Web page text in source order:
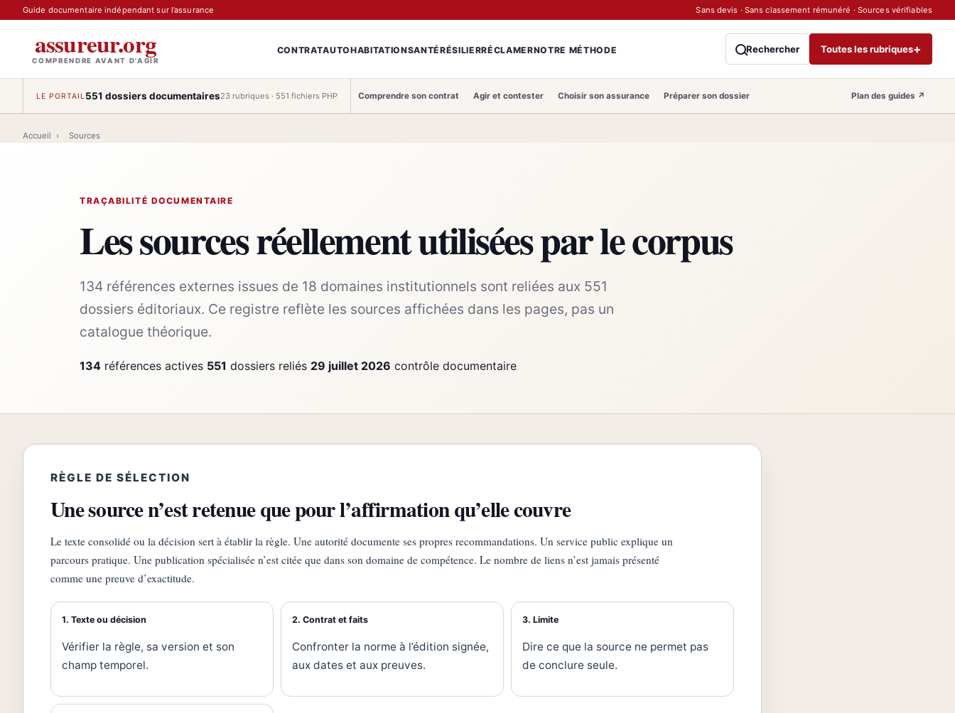
Guide documentaire indépendant sur l’assurance Sans devis · Sans classement rémunéré · Sources vérifiables
assureur.org
COMPRENDRE AVANT D’AGIR
CONTRATAUTOHABITATIONSANTÉRÉSILIERRÉCLAMERNOTRE MÉTHODE Rechercher Toutes les rubriques+
LE PORTAIL 551 dossiers documentaires23 rubriques · 551 fichiers PHP Comprendre son contrat Agir et contester Choisir son assurance Préparer son dossier Plan des guides ↗
Accueil › Sources
TRAÇABILITÉ DOCUMENTAIRE
Les sources réellement utilisées par le corpus
134 références externes issues de 18 domaines institutionnels sont reliées aux 551
dossiers éditoriaux. Ce registre reflète les sources affichées dans les pages, pas un
catalogue théorique.
134 références actives 551 dossiers reliés 29 juillet 2026 contrôle documentaire
RÈGLE DE SÉLECTION
Une source n’est retenue que pour l’affirmation qu’elle couvre
Le texte consolidé ou la décision sert à établir la règle. Une autorité documente ses propres recommandations. Un service public explique un
parcours pratique. Une publication spécialisée n’est citée que dans son domaine de compétence. Le nombre de liens n’est jamais présenté
comme une preuve d’exactitude.
1. Texte ou décision
Vérifier la règle, sa version et son
champ temporel.
2. Contrat et faits
Confronter la norme à l’édition signée,
aux dates et aux preuves.
3. Limite
Dire ce que la source ne permet pas
de conclure seule.